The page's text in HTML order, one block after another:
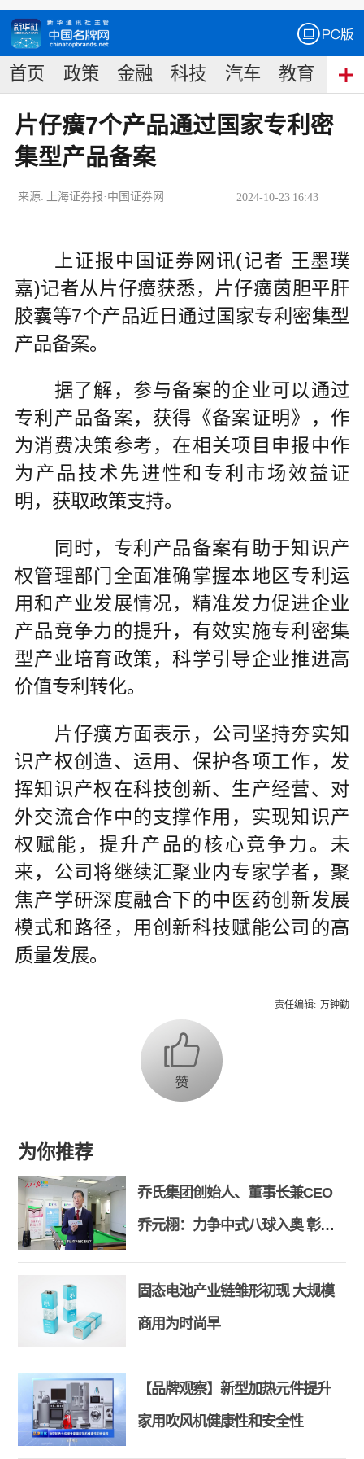
首页 政策 金融 科技 汽车 教育 食
片仔癀7个产品通过国家专利密
集型产品备案
2024-10-23 16:43
来源: 上海证券报·中国证券网
上证报中国证券网讯(记者 王墨璞
嘉)记者从片仔癀获悉，片仔癀茵胆平肝
胶囊等7个产品近日通过国家专利密集型
产品备案。
据了解，参与备案的企业可以通过
专利产品备案，获得《备案证明》，作
为消费决策参考，在相关项目申报中作
为产品技术先进性和专利市场效益证
明，获取政策支持。
同时，专利产品备案有助于知识产
权管理部门全面准确掌握本地区专利运
用和产业发展情况，精准发力促进企业
产品竞争力的提升，有效实施专利密集
型产业培育政策，科学引导企业推进高
价值专利转化。
片仔癀方面表示，公司坚持夯实知
识产权创造、运用、保护各项工作，发
挥知识产权在科技创新、生产经营、对
外交流合作中的支撑作用，实现知识产
权赋能，提升产品的核心竞争力。未
来，公司将继续汇聚业内专家学者，聚
焦产学研深度融合下的中医药创新发展
模式和路径，用创新科技赋能公司的高
质量发展。
责任编辑: 万钟勤
为你推荐
乔氏集团创始人、董事长兼CEO
乔元栩：力争中式八球入奥 彰显
和合共生精神
固态电池产业链雏形初现 大规模
商用为时尚早
【品牌观察】新型加热元件提升
家用吹风机健康性和安全性